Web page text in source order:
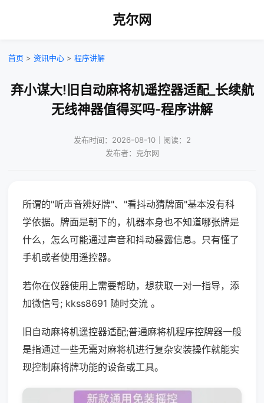
克尔网
首页 > 资讯中心 > 程序讲解
弃小谋大!旧自动麻将机遥控器适配_长续航
无线神器值得买吗-程序讲解
发布时间：2026-08-10｜阅读：2
发布者：克尔网
所谓的"听声音辨好牌"、"看抖动猜牌面"基本没有科
学依据。牌面是朝下的，机器本身也不知道哪张牌是
什么，怎么可能通过声音和抖动暴露信息。只有懂了
手机或者使用遥控器。
若你在仪器使用上需要帮助，想获取一对一指导，添
加微信号; kkss8691 随时交流 。
旧自动麻将机遥控器适配;普通麻将机程序控牌器一般
是指通过一些无需对麻将机进行复杂安装操作就能实
现控制麻将牌功能的设备或工具。